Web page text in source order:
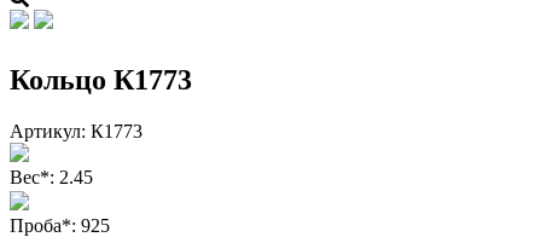
Кольцо К1773
Артикул: К1773
Вес*: 2.45
Проба*: 925